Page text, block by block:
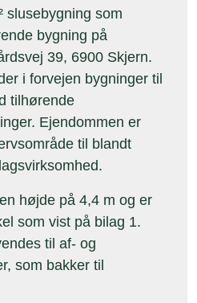
slusebygning som
bygning på
39, 6900 Skjern.
i forvejen bygninger til
tilhørende
Ejendommen er
til blandt
højde på 4,4 m og er
som vist på bilag 1.
til af- og
som bakker til